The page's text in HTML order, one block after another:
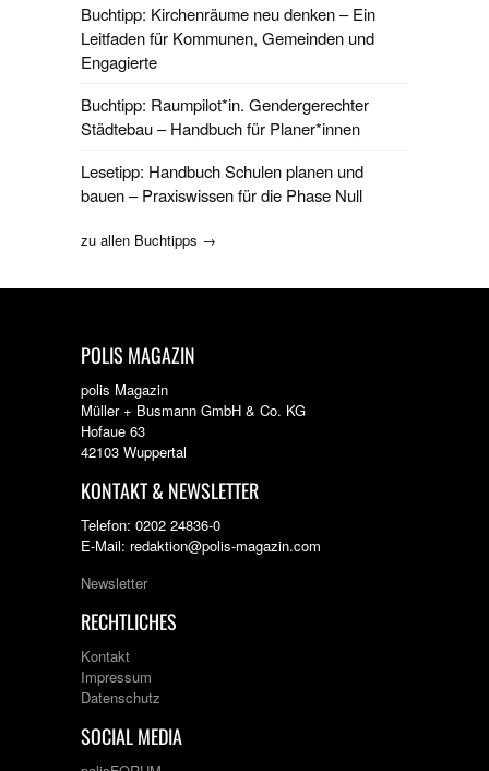
Buchtipp: Kirchenräume neu denken – Ein
Leitfaden für Kommunen, Gemeinden und
Engagierte
Buchtipp: Raumpilot*in. Gendergerechter
Städtebau – Handbuch für Planer*innen
Lesetipp: Handbuch Schulen planen und
bauen – Praxiswissen für die Phase Null
zu allen Buchtipps →
POLIS MAGAZIN
polis Magazin
Müller + Busmann GmbH & Co. KG
Hofaue 63
42103 Wuppertal
KONTAKT & NEWSLETTER
Telefon: 0202 24836-0
E-Mail: redaktion@polis-magazin.com
Newsletter
RECHTLICHES
Kontakt
Impressum
Datenschutz
SOCIAL MEDIA